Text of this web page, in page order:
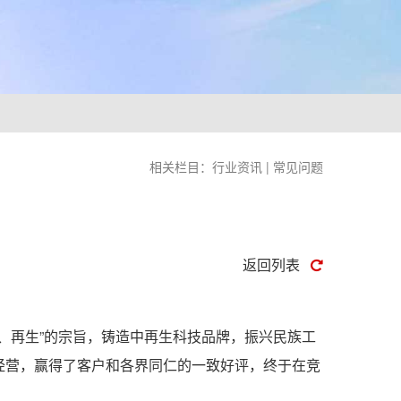
相关栏目： 行业资讯 | 常见问题
返回列表
生”的宗旨，铸造中再生科技品牌，振兴民族工
，赢得了客户和各界同仁的一致好评，终于在竞